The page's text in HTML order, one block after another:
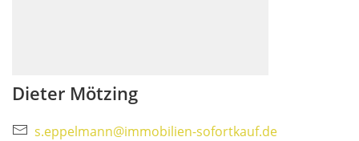
Dieter Mötzing
s.eppelmann@immobilien-sofortkauf.de